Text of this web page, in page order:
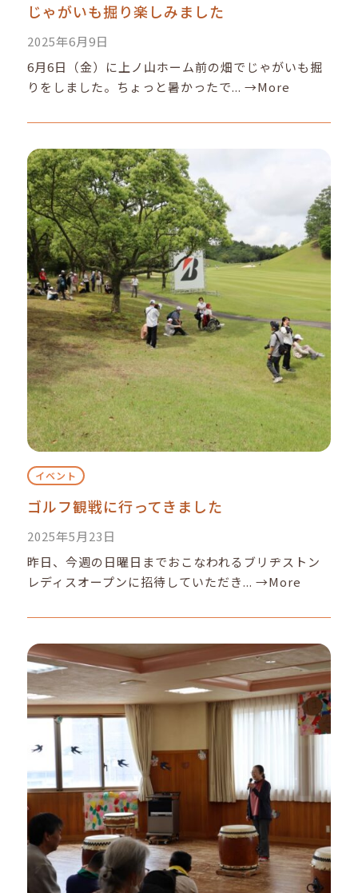
じゃがいも掘り楽しみました
2025年6月9日
6月6日（金）に上ノ山ホーム前の畑でじゃがいも掘
りをしました。ちょっと暑かったで...→More
イベント
ゴルフ観戦に行ってきました
2025年5月23日
昨日、今週の日曜日までおこなわれるブリヂストン
レディスオープンに招待していただき...→More